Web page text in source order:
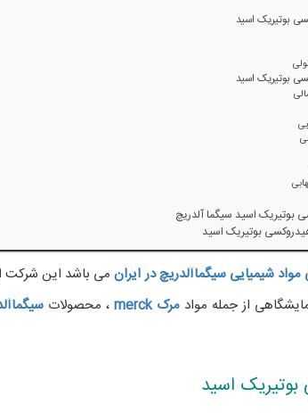
مواد شیمیایی سیگماآلدریچدر ایرانمی باشد این شرکت
از جمله مواد مرک merck، محصولات